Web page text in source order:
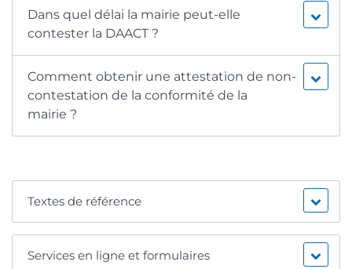
Dans quel délai la mairie peut-elle
contester la DAACT ?
Comment obtenir une attestation de non-
contestation de la conformité de la
mairie ?
Textes de référence
Services en ligne et formulaires